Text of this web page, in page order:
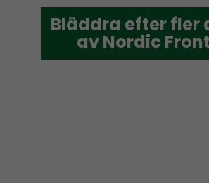
Bläddra efter fler
av Nordic
Bläddra efter fler
av Nordic